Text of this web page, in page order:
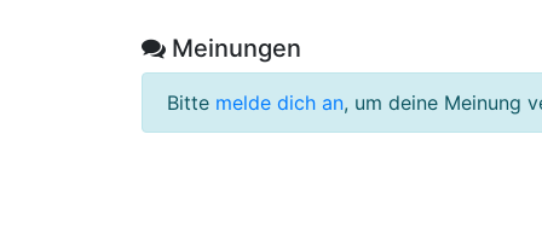
Meinungen
Bitte melde dich an, um deine Meinung